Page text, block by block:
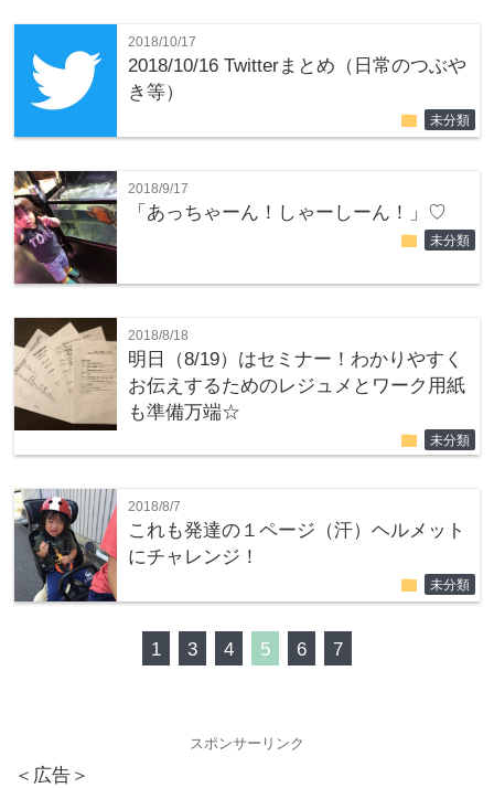
2018/10/17
2018/10/16 Twitterまとめ（日常のつぶや
き等）
folder 未分類
2018/9/17
「あっちゃーん！しゃーしーん！」♡
folder 未分類
2018/8/18
明日（8/19）はセミナー！わかりやすく
お伝えするためのレジュメとワーク用紙
も準備万端☆
folder 未分類
2018/8/7
これも発達の１ページ（汗）ヘルメット
にチャレンジ！
folder 未分類
1 3 4 5 6 7
スポンサーリンク
＜広告＞